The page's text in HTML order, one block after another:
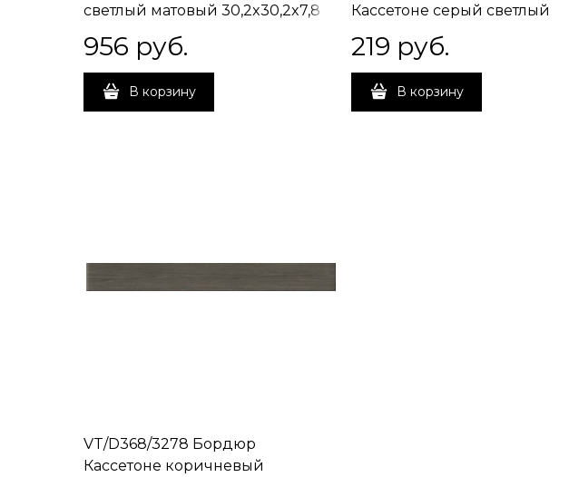
светлый матовый 30,2x30,2x7,8
956 руб.
В корзину
Кассетоне серый светлый
матовый 30,2x3,5x7,8
219 руб.
В корзину
VT/D368/3278 Бордюр
Кассетоне коричневый